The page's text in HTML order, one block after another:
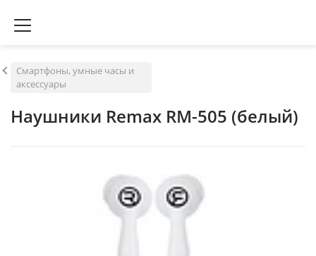
Смартфоны, умные часы и
аксессуары
Наушники Remax RM-505 (белый)